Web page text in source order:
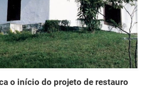
o início do projeto de restauro